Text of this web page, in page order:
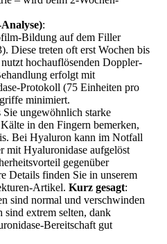
:
Bildung auf dem Filler
Diese treten oft erst Wochen bis
hochauflösenden Doppler-
erfolgt mit
Protokoll (75 Einheiten pro
minimiert.
Sie ungewöhnlich starke
in den Fingern bemerken,
Bei Hyaluron kann im Notfall
mit Hyaluronidase aufgelöst
gegenüber
Details finden Sie in unserem
Artikel. Kurz gesagt:
sind normal und verschwinden
extrem selten, dank
Bereitschaft gut